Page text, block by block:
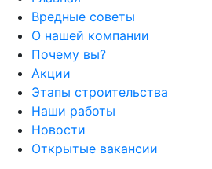
Вредные советы
О нашей компании
Почему вы?
Акции
Этапы строительства
Наши работы
Новости
Открытые вакансии